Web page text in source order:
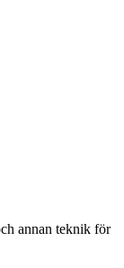
annan teknik för